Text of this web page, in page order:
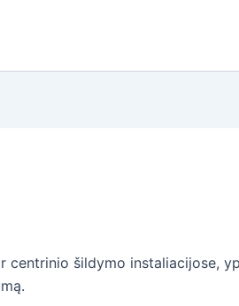
centrinio šildymo instaliacijose,